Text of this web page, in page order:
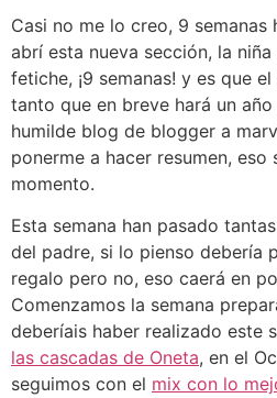
Casi no me lo creo, 9 semanas
abrí esta nueva sección, la
fetiche, ¡9 semanas! y es que
tanto que en breve hará un
humilde blog de blogger a
ponerme a hacer resumen, eso
momento.
Esta semana han pasado
del padre, si lo pienso debería
regalo pero no, eso caerá en
Comenzamos la semana
deberíais haber realizado este
las cascadas de Oneta, en el
seguimos con el mix con lo